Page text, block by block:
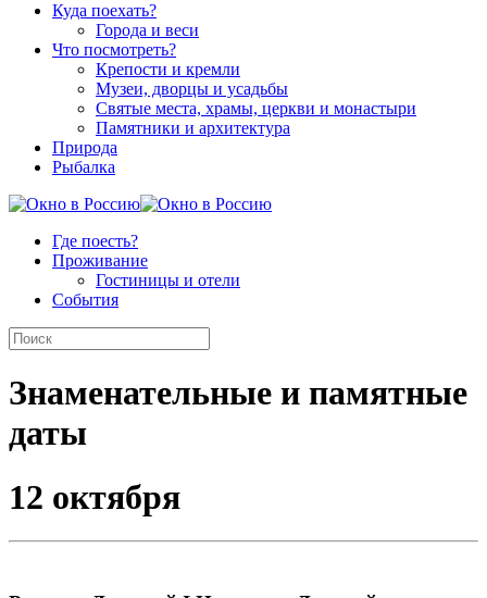
Куда поехать?
Города и веси
Что посмотреть?
Крепости и кремли
Музеи, дворцы и усадьбы
Святые места, храмы, церкви и монастыри
Памятники и архитектура
Природа
Рыбалка
Где поесть?
Проживание
Гостиницы и отели
События
Знаменательные и памятные
даты
12 октября